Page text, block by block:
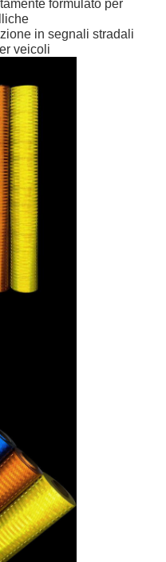
formulato per
in segnali stradali
veicoli